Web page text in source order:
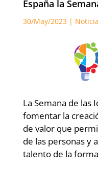
España la
30/May/2023 |
La Semana de las
fomentar la
de valor que
de las personas y
talento de la